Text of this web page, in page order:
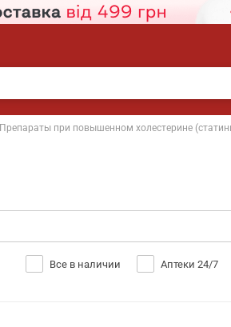
Препараты при повышенном холестерине
Все в наличии Аптеки 24/7